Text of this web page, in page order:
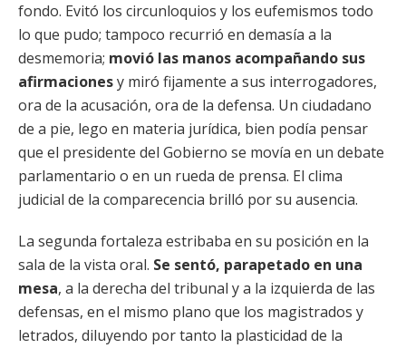
fondo. Evitó los circunloquios y los eufemismos todo
lo que pudo; tampoco recurrió en demasía a la
desmemoria; movió las manos acompañando sus
afirmacionesy miró fijamente a sus interrogadores,
ora de la acusación, ora de la defensa. Un ciudadano
de a pie, lego en materia jurídica, bien podía pensar
que el presidente del Gobierno se movía en un debate
parlamentario o en un rueda de prensa. El clima
judicial de la comparecencia brilló por su ausencia.
La segunda fortaleza estribaba en su posición en la
sala de la vista oral. Se sentó, parapetado en una
mesa, a la derecha del tribunal y a la izquierda de las
defensas, en el mismo plano que los magistrados y
letrados, diluyendo por tanto la plasticidad de la